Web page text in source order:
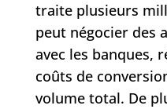
traite plusieurs
peut négocier des
avec les banques,
coûts de
volume total. De